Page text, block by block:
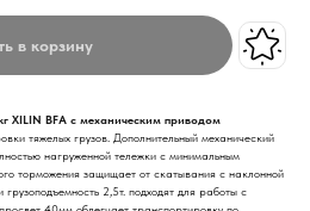
в корзину
XILIN BFA с механическим приводом
тяжелых грузов. Дополнительный механический
нагруженной тележки с минимальным
торможения защищает от скатывания с наклонной
2,5т. подходят для работы с